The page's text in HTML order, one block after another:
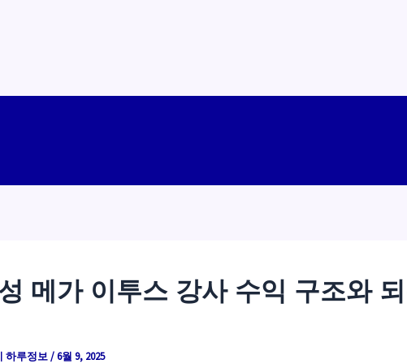
메가 이투스 강사 수익 구조와
하루정보/6월 9, 2025